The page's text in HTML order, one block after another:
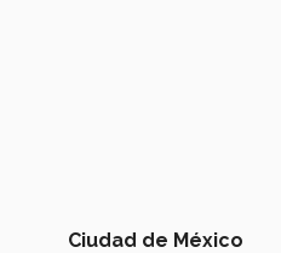
Ciudad de México